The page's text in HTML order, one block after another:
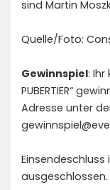
sind Martin
Quelle/Foto:
Gewinnspiel: Ihr
PUBERTIER“
Adresse unter
Einsendeschluss
ausgeschlossen.